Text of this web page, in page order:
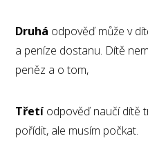
Druhá odpověď může v
a peníze dostanu. Dítě
peněz a o tom,
Třetí odpověď naučí dítě
pořídit, ale musím počkat.